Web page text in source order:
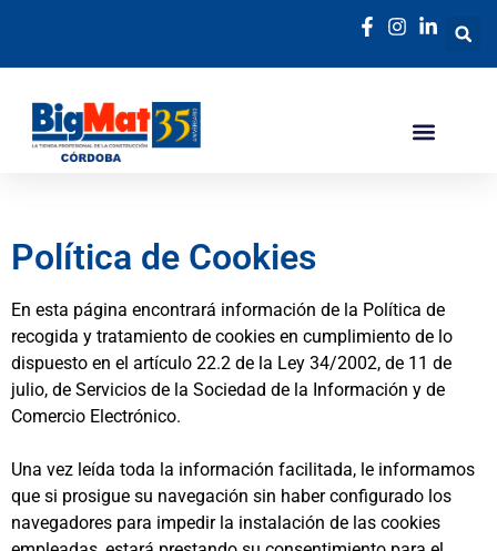
Política de Cookies
En esta página encontrará información de la Política de
recogida y tratamiento de cookies en cumplimiento de lo
dispuesto en el artículo 22.2 de la Ley 34/2002, de 11 de
julio, de Servicios de la Sociedad de la Información y de
Comercio Electrónico.
Una vez leída toda la información facilitada, le informamos
que si prosigue su navegación sin haber configurado los
navegadores para impedir la instalación de las cookies